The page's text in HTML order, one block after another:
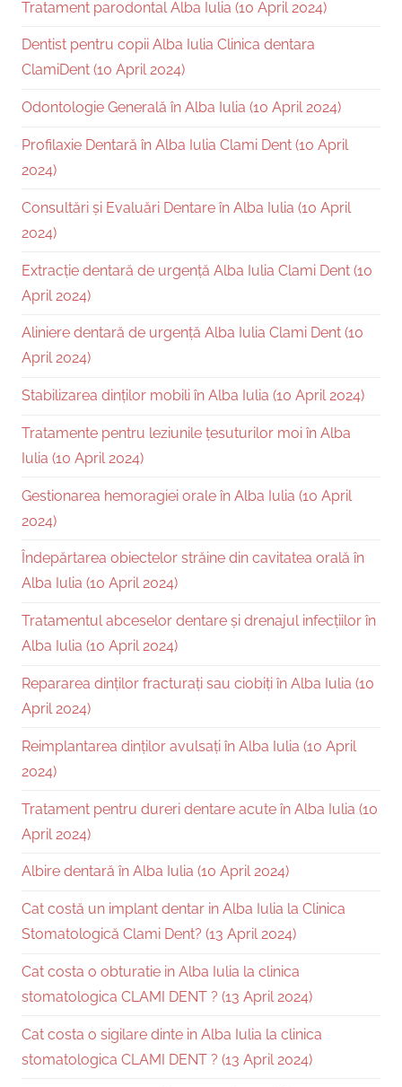
Tratament parodontal Alba Iulia (10 April 2024)
Dentist pentru copii Alba Iulia Clinica dentara
ClamiDent (10 April 2024)
Odontologie Generală în Alba Iulia (10 April 2024)
Profilaxie Dentară în Alba Iulia Clami Dent (10 April
2024)
Consultări și Evaluări Dentare în Alba Iulia (10 April
2024)
Extracție dentară de urgență Alba Iulia Clami Dent (10
April 2024)
Aliniere dentară de urgență Alba Iulia Clami Dent (10
April 2024)
Stabilizarea dinților mobili în Alba Iulia (10 April 2024)
Tratamente pentru leziunile țesuturilor moi în Alba
Iulia (10 April 2024)
Gestionarea hemoragiei orale în Alba Iulia (10 April
2024)
Îndepărtarea obiectelor străine din cavitatea orală în
Alba Iulia (10 April 2024)
Tratamentul abceselor dentare și drenajul infecțiilor în
Alba Iulia (10 April 2024)
Repararea dinților fracturați sau ciobiți în Alba Iulia (10
April 2024)
Reimplantarea dinților avulsați în Alba Iulia (10 April
2024)
Tratament pentru dureri dentare acute în Alba Iulia (10
April 2024)
Albire dentară în Alba Iulia (10 April 2024)
Cat costă un implant dentar in Alba Iulia la Clinica
Stomatologică Clami Dent? (13 April 2024)
Cat costa o obturatie in Alba Iulia la clinica
stomatologica CLAMI DENT ? (13 April 2024)
Cat costa o sigilare dinte in Alba Iulia la clinica
stomatologica CLAMI DENT ? (13 April 2024)